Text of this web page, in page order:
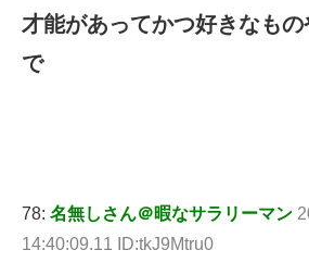
才能があってかつ好きなも
で
78: 名無しさん＠暇なサラリーマン
14:40:09.11 ID:tkJ9Mtru0